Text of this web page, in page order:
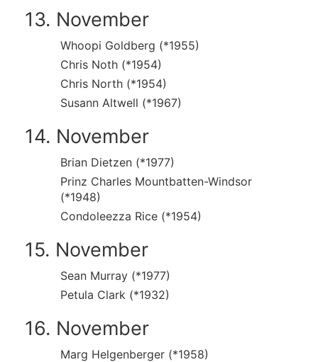
13. November
Whoopi Goldberg (*1955)
Chris Noth (*1954)
Chris North (*1954)
Susann Altwell (*1967)
14. November
Brian Dietzen (*1977)
Prinz Charles Mountbatten-Windsor
(*1948)
Condoleezza Rice (*1954)
15. November
Sean Murray (*1977)
Petula Clark (*1932)
16. November
Marg Helgenberger (*1958)